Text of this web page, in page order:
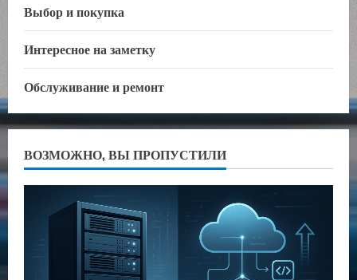
Выбор и покупка
Интересное на заметку
Обслуживание и ремонт
ВОЗМОЖНО, ВЫ ПРОПУСТИЛИ